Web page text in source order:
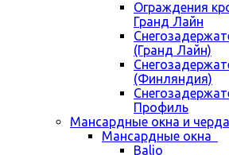
Ограждения
Гранд Лайн
(Гранд Лайн)
(Финляндия)
Профиль
Мансардные окна и
Мансардные окна
Balio